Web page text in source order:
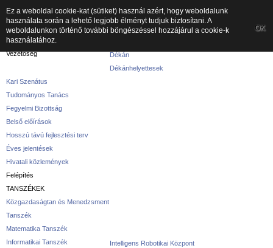
A kar
A karról
Vezetőség
Dékán
Dékánhelyettesek
Kari Szenátus
Tudományos Tanács
Fegyelmi Bizottság
Belső előírások
Hosszú távú fejlesztési terv
Éves jelentések
Hivatali közlemények
Felépítés
TANSZÉKEK
Közgazdaságtan és Menedzsment
Tanszék
Matematika Tanszék
Informatikai Tanszék
Intelligens Robotikai Központ
Ez a weboldal cookie-kat (sütiket) használ azért, hogy weboldalunk
használata során a lehető legjobb élményt tudjuk biztosítani. A
weboldalunkon történő további böngészéssel hozzájárul a cookie-k
használatához.
OK